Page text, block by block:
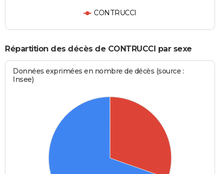
CONTRUCCI
Répartition des décès de CONTRUCCI par sexe
Données exprimées en nombre de décès (source :
Insee)